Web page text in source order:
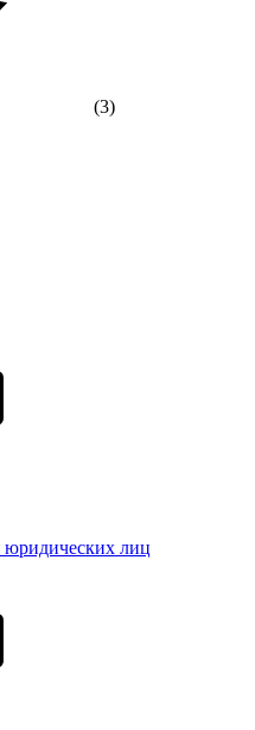
(3)
юридических лиц